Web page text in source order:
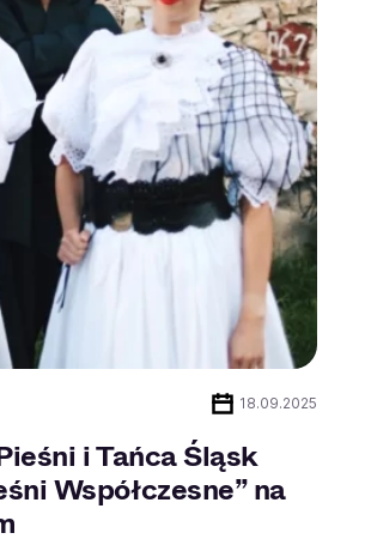
18.09.2025
i Tańca Śląsk
Współczesne” na